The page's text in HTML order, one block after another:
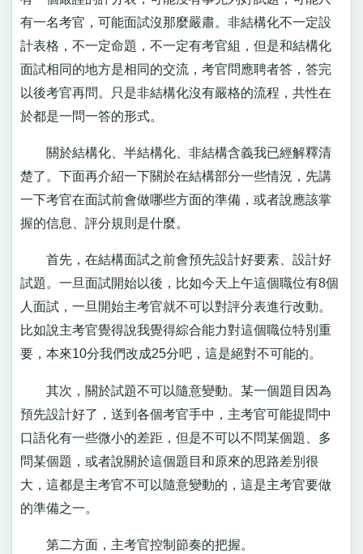
有一名考官，可能面試沒那麼嚴肅。非結構化不一定設
計表格，不一定命題，不一定有考官組，但是和結構化
面試相同的地方是相同的交流，考官問應聘者答，答完
以後考官再問。只是非結構化沒有嚴格的流程，共性在
於都是一問一答的形式。
關於結構化、半結構化、非結構含義我已經解釋清
楚了。下面再介紹一下關於在結構部分一些情況，先講
一下考官在面試前會做哪些方面的準備，或者說應該掌
握的信息、評分規則是什麼。
首先，在結構面試之前會預先設計好要素、設計好
試題。一旦面試開始以後，比如今天上午這個職位有8個
人面試，一旦開始主考官就不可以對評分表進行改動。
比如說主考官覺得說我覺得綜合能力對這個職位特別重
要，本來10分我們改成25分吧，這是絕對不可能的。
其次，關於試題不可以隨意變動。某一個題目因為
預先設計好了，送到各個考官手中，主考官可能提問中
口語化有一些微小的差距，但是不可以不問某個題、多
問某個題，或者說關於這個題目和原來的思路差別很
大，這都是主考官不可以隨意變動的，這是主考官要做
的準備之一。
第二方面，主考官控制節奏的把握。